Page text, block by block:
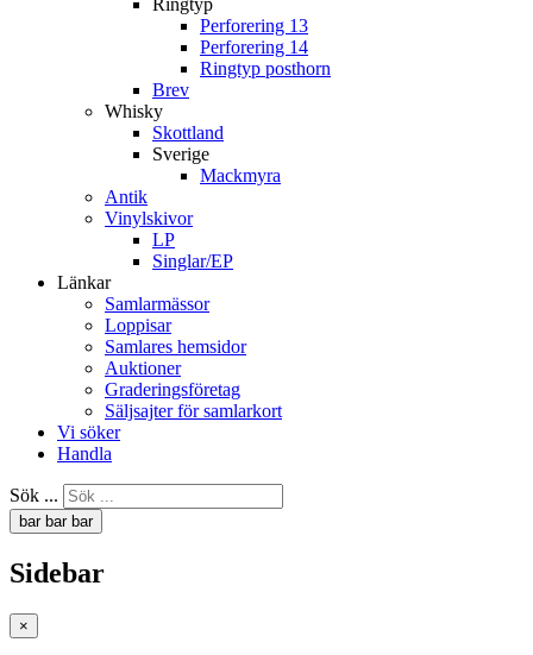
Ringtyp
Perforering 13
Perforering 14
Ringtyp posthorn
Brev
Whisky
Skottland
Sverige
Mackmyra
Antik
Vinylskivor
LP
Singlar/EP
Länkar
Samlarmässor
Loppisar
Samlares hemsidor
Auktioner
Graderingsföretag
Säljsajter för samlarkort
Vi söker
Handla
Sök ...
bar bar bar
Sidebar
×